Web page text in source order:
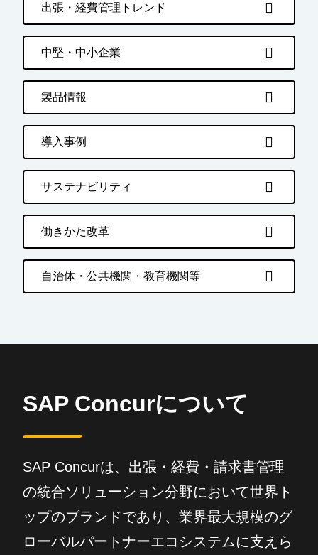
出張・経費管理トレンド
中堅・中小企業
製品情報
導入事例
サステナビリティ
働きかた改革
自治体・公共機関・教育機関等
SAP Concurについて
SAP Concurは、出張・経費・請求書管理
の統合ソリューション分野において世界ト
ップのブランドであり、業界最大規模のグ
ローバルパートナーエコシステムに支えら